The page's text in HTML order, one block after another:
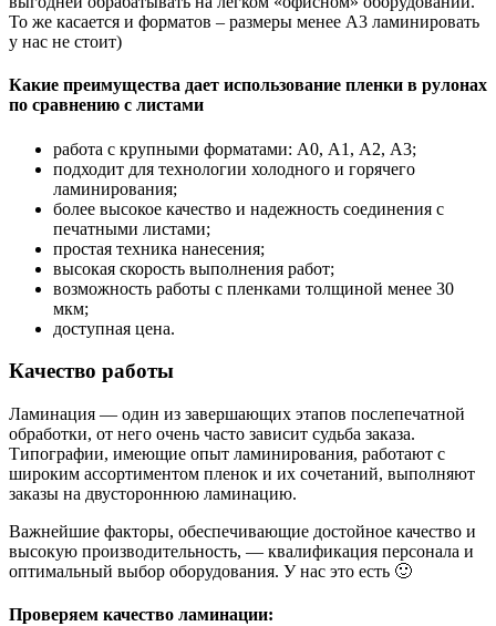
То же касается и форматов – размеры менее А3 ламинировать
у нас не стоит)
Какие преимущества дает использование пленки в рулонах
по сравнению с листами
работа с крупными форматами: А0, А1, А2, А3;
подходит для технологии холодного и горячего
ламинирования;
более высокое качество и надежность соединения с
печатными листами;
простая техника нанесения;
высокая скорость выполнения работ;
возможность работы с пленками толщиной менее 30
мкм;
доступная цена.
Качество работы
Ламинация — один из завершающих этапов послепечатной
обработки, от него очень часто зависит судьба заказа.
Типографии, имеющие опыт ламинирования, работают с
широким ассортиментом пленок и их сочетаний, выполняют
заказы на двустороннюю ламинацию.
Важнейшие факторы, обеспечивающие достойное качество и
высокую производительность, — квалификация персонала и
оптимальный выбор оборудования. У нас это есть 🙂
Проверяем качество ламинации: